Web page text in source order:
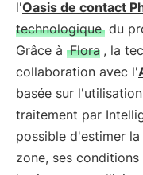
l'Oasis de contact
technologique du
Grâce à Flora , la
collaboration avec l'
basée sur
traitement par
possible d'estimer la
zone, ses